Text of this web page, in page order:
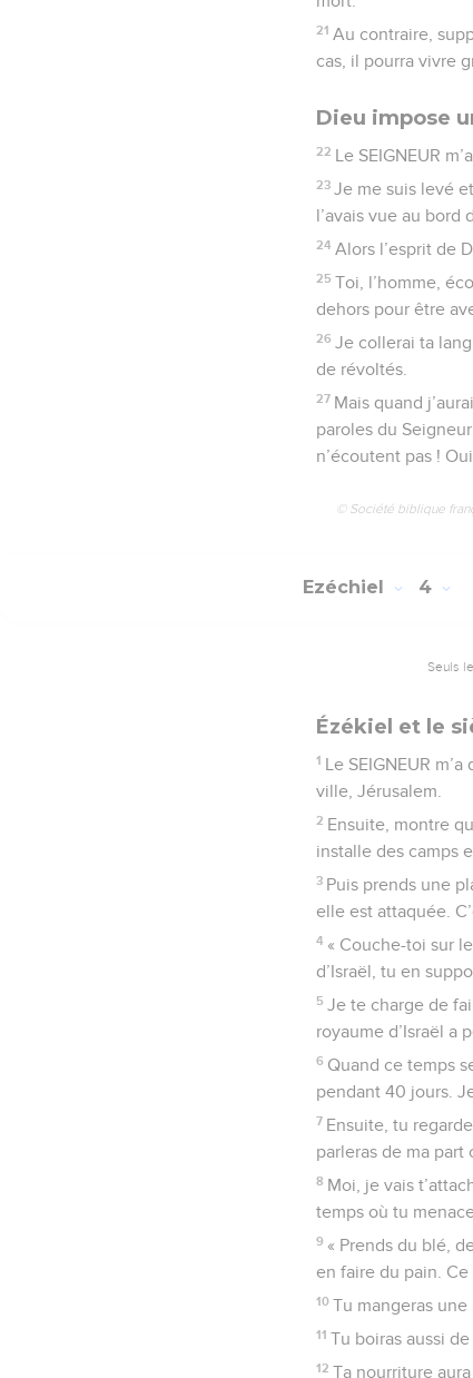
21 Au contraire,
cas, il pourra vivre
Dieu impose
22 Le SEIGNEUR
23 Je me suis levé
l’avais vue au bord
24 Alors l’esprit de
25 Toi, l’homme,
dehors pour être
26 Je collerai ta
de révoltés.
27 Mais quand
paroles du
n’écoutent pas !
© Société biblique
Ezéchiel 4
Seuls
Ézékiel et le
1 Le SEIGNEUR
ville, Jérusalem.
2 Ensuite, montre
installe des camps
3 Puis prends une
elle est attaquée.
4 « Couche-toi sur
d’Israël, tu en
5 Je te charge de
royaume d’Israël a
6 Quand ce temps
pendant 40 jours.
7 Ensuite, tu
parleras de ma part
8 Moi, je vais
temps où tu
9 « Prends du blé,
en faire du pain.
10 Tu mangeras une
11 Tu boiras aussi
12 Ta nourriture